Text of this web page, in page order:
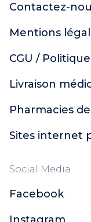
Contactez-
Mentions
CGU /
Livraison
Pharmacies
Sites internet
Social Media
Facebook